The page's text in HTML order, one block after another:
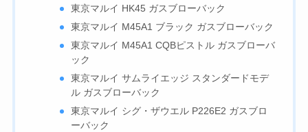
東京マルイ HK45 ガスブローバック
東京マルイ M45A1 ブラック ガスブローバック
東京マルイ M45A1 CQBピストル ガスブローバ
ック
東京マルイ サムライエッジ スタンダードモデ
ル ガスブローバック
東京マルイ シグ・ザウエル P226E2 ガスブロ
ーバック